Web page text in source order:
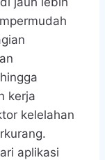
kerja
kelelahan
aplikasi